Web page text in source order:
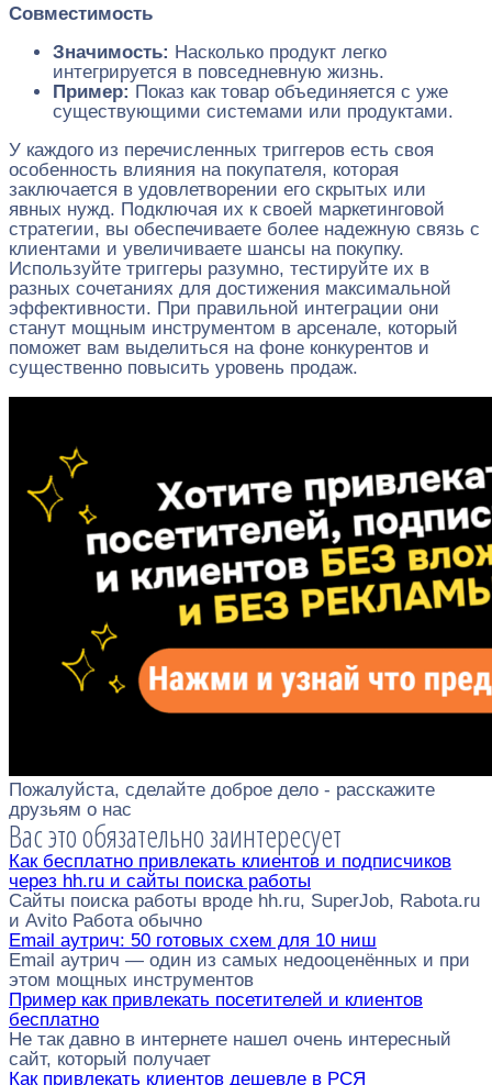
Совместимость
Значимость: Насколько продукт легко
интегрируется в повседневную жизнь.
Пример: Показ как товар объединяется с уже
существующими системами или продуктами.
У каждого из перечисленных триггеров есть своя
особенность влияния на покупателя, которая
заключается в удовлетворении его скрытых или
явных нужд. Подключая их к своей маркетинговой
стратегии, вы обеспечиваете более надежную связь с
клиентами и увеличиваете шансы на покупку.
Используйте триггеры разумно, тестируйте их в
разных сочетаниях для достижения максимальной
эффективности. При правильной интеграции они
станут мощным инструментом в арсенале, который
поможет вам выделиться на фоне конкурентов и
существенно повысить уровень продаж.
Пожалуйста, сделайте доброе дело - расскажите
друзьям о нас
Вас это обязательно заинтересует
Как бесплатно привлекать клиентов и подписчиков
через hh.ru и сайты поиска работы
Сайты поиска работы вроде hh.ru, SuperJob, Rabota.ru
и Avito Работа обычно
Email аутрич: 50 готовых схем для 10 ниш
Email аутрич — один из самых недооценённых и при
этом мощных инструментов
Пример как привлекать посетителей и клиентов
бесплатно
Не так давно в интернете нашел очень интересный
сайт, который получает
Как привлекать клиентов дешевле в РСЯ